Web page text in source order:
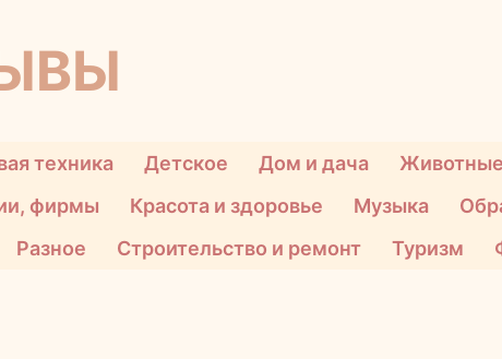
техника Детское Дом и дача Животные
фирмы Красота и здоровье Музыка
Разное Строительство и ремонт Туризм